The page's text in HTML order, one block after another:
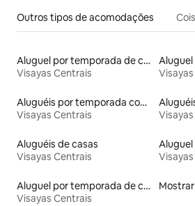
Outros tipos de acomodações
Aluguel por temporada de casas arredondadas
Visayas Centrais
Aluguéis por temporada com café da manhã
Visayas Centrais
Aluguéis de casas
Visayas Centrais
Aluguel por temporada de casas de veraneio
Visayas Centrais